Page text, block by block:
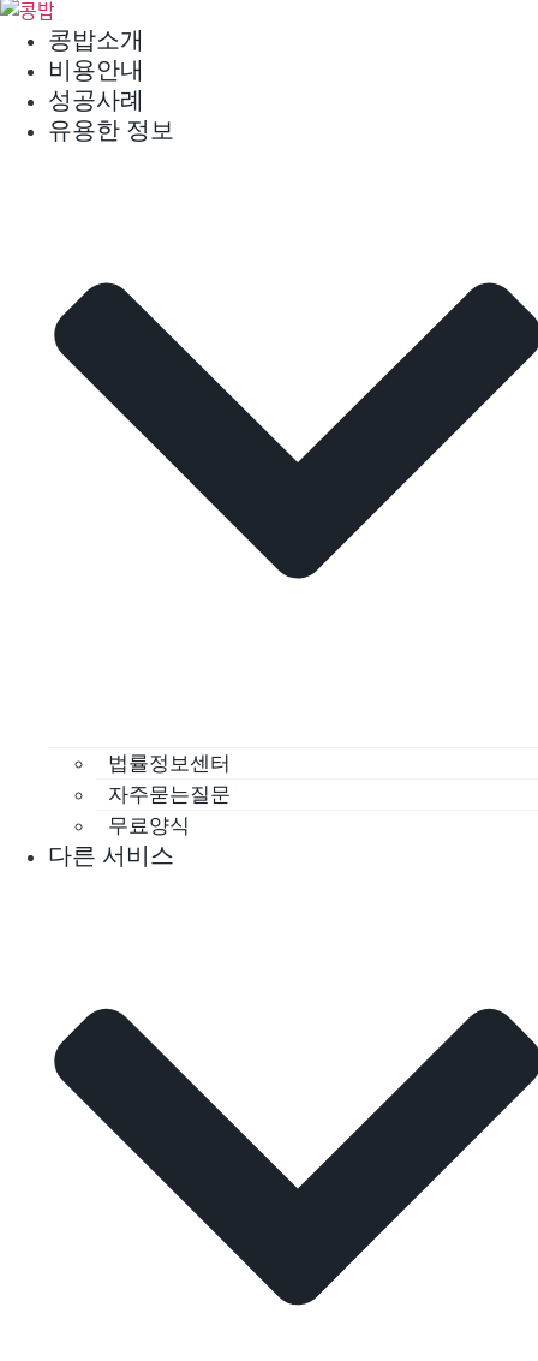
콘
콩밥소개
비용안내
성공사례
유용한 정보
법률정보센터
자주묻는질문
무료양식
다른 서비스